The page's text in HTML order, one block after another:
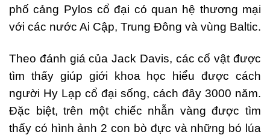
phố cảng Pylos cổ đại có quan hệ thương mại
với các nước Ai Cập, Trung Đông và vùng Baltic.
Theo đánh giá của Jack Davis, các cổ vật được
tìm thấy giúp giới khoa học hiểu được cách
người Hy Lạp cổ đại sống, cách đây 3000 năm.
Đặc biệt, trên một chiếc nhẫn vàng được tìm
thấy có hình ảnh 2 con bò đực và những bó lúa